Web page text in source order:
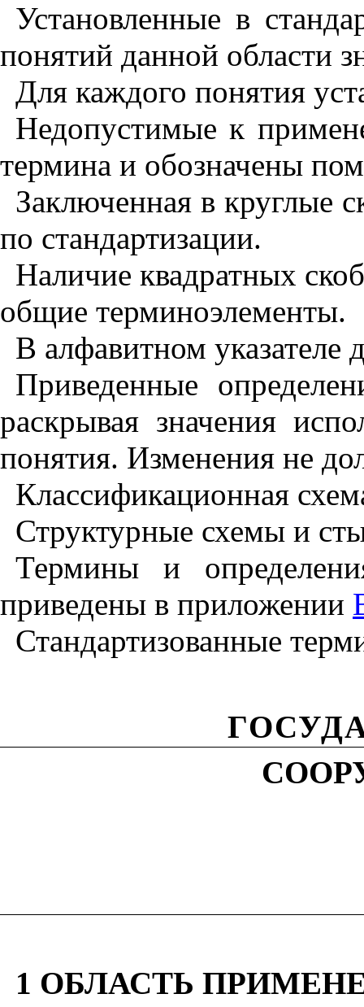
Установленные в
понятий данной области
Для каждого понятия
Недопустимые к
термина и обозначены
Заключенная в круглые
по стандартизации.
Наличие квадратных
общие терминоэлементы.
В алфавитном указателе
Приведенные
раскрывая значения
понятия. Изменения не
Классификационная
Структурные схемы и
Термины и
приведены в приложении
Стандартизованные
1 ОБЛАСТЬ